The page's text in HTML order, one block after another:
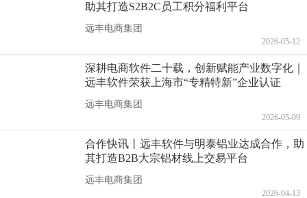
助其打造S2B2C员工积分福利平台
远丰电商集团
2026-05-12
深耕电商软件二十载，创新赋能产业数字化｜
远丰软件荣获上海市“专精特新”企业认证
远丰电商集团
2026-05-09
合作快讯丨远丰软件与明泰铝业达成合作，助
其打造B2B大宗铝材线上交易平台
远丰电商集团
2026-04-13